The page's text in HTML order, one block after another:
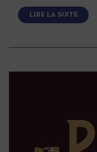
LIRE LA SUITE